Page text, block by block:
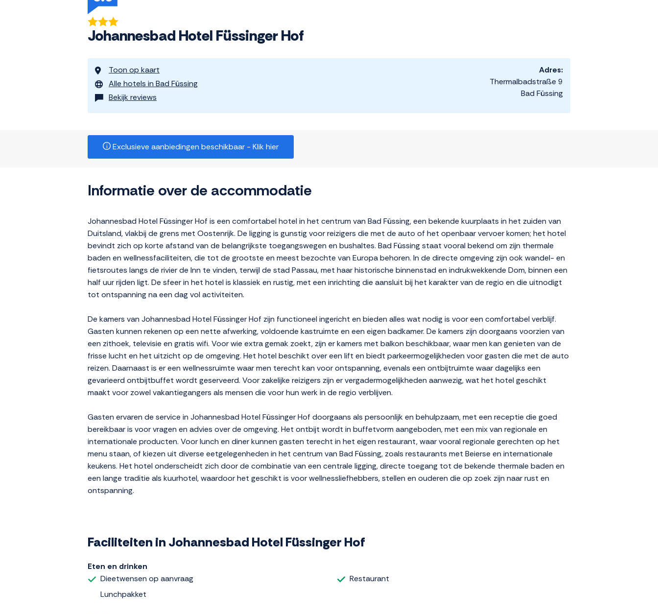
Johannesbad Hotel Füssinger Hof
Toon op kaart
Alle hotels in Bad Füssing
Bekijk reviews
Adres:
Thermalbadstraße 9
Bad Füssing
Exclusieve aanbiedingen beschikbaar - Klik hier
Informatie over de accommodatie
Johannesbad Hotel Füssinger Hof is een comfortabel hotel in het centrum van Bad Füssing, een bekende kuurplaats in het zuiden van
Duitsland, vlakbij de grens met Oostenrijk. De ligging is gunstig voor reizigers die met de auto of het openbaar vervoer komen; het hotel
bevindt zich op korte afstand van de belangrijkste toegangswegen en bushaltes. Bad Füssing staat vooral bekend om zijn thermale
baden en wellnessfaciliteiten, die tot de grootste en meest bezochte van Europa behoren. In de directe omgeving zijn ook wandel- en
fietsroutes langs de rivier de Inn te vinden, terwijl de stad Passau, met haar historische binnenstad en indrukwekkende Dom, binnen een
half uur rijden ligt. De sfeer in het hotel is klassiek en rustig, met een inrichting die aansluit bij het karakter van de regio en die uitnodigt
tot ontspanning na een dag vol activiteiten.
De kamers van Johannesbad Hotel Füssinger Hof zijn functioneel ingericht en bieden alles wat nodig is voor een comfortabel verblijf.
Gasten kunnen rekenen op een nette afwerking, voldoende kastruimte en een eigen badkamer. De kamers zijn doorgaans voorzien van
een zithoek, televisie en gratis wifi. Voor wie extra gemak zoekt, zijn er kamers met balkon beschikbaar, waar men kan genieten van de
frisse lucht en het uitzicht op de omgeving. Het hotel beschikt over een lift en biedt parkeermogelijkheden voor gasten die met de auto
reizen. Daarnaast is er een wellnessruimte waar men terecht kan voor ontspanning, evenals een ontbijtruimte waar dagelijks een
gevarieerd ontbijtbuffet wordt geserveerd. Voor zakelijke reizigers zijn er vergadermogelijkheden aanwezig, wat het hotel geschikt
maakt voor zowel vakantiegangers als mensen die voor hun werk in de regio verblijven.
Gasten ervaren de service in Johannesbad Hotel Füssinger Hof doorgaans als persoonlijk en behulpzaam, met een receptie die goed
bereikbaar is voor vragen en advies over de omgeving. Het ontbijt wordt in buffetvorm aangeboden, met een mix van regionale en
internationale producten. Voor lunch en diner kunnen gasten terecht in het eigen restaurant, waar vooral regionale gerechten op het
menu staan, of kiezen uit diverse eetgelegenheden in het centrum van Bad Füssing, zoals restaurants met Beierse en internationale
keukens. Het hotel onderscheidt zich door de combinatie van een centrale ligging, directe toegang tot de bekende thermale baden en
een lange traditie als kuurhotel, waardoor het geschikt is voor wellnessliefhebbers, stellen en ouderen die op zoek zijn naar rust en
ontspanning.
Faciliteiten in Johannesbad Hotel Füssinger Hof
Eten en drinken
Dieetwensen op aanvraag
Lunchpakket
Restaurant